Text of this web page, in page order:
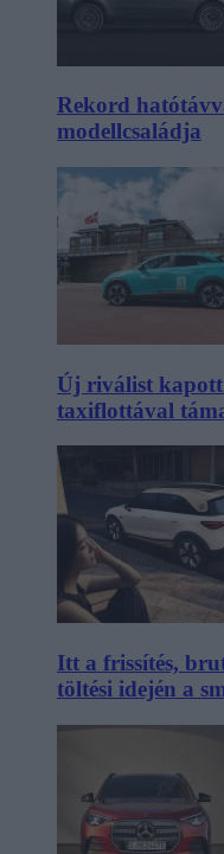
Rekord
modellcsaládja
Új riválist kapott
taxiflottával
Itt a frissítés,
töltési idején a